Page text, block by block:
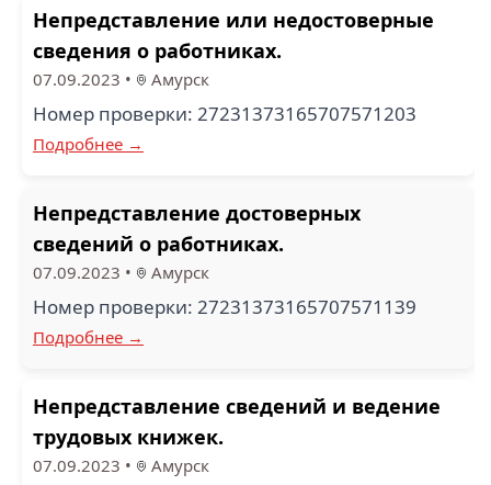
Непредставление или недостоверные
сведения о работниках.
07.09.2023 • Амурск
Номер проверки: 27231373165707571203
Подробнее →
Непредставление достоверных
сведений о работниках.
07.09.2023 • Амурск
Номер проверки: 27231373165707571139
Подробнее →
Непредставление сведений и ведение
трудовых книжек.
07.09.2023 • Амурск